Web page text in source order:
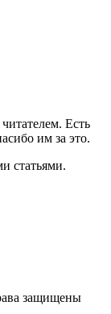
Есть
им за это.
статьями.
защищены